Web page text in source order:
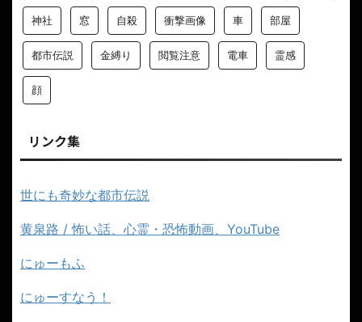
神社 窓 自殺 衝撃画像 車 部屋
都市伝説 金縛り 閲覧注意 電車 霊感
顔
リンク集
世にも奇妙な都市伝説
黄泉路 / 怖い話、心霊・恐怖動画、YouTube
にゅーもふ
にゅーすなう！